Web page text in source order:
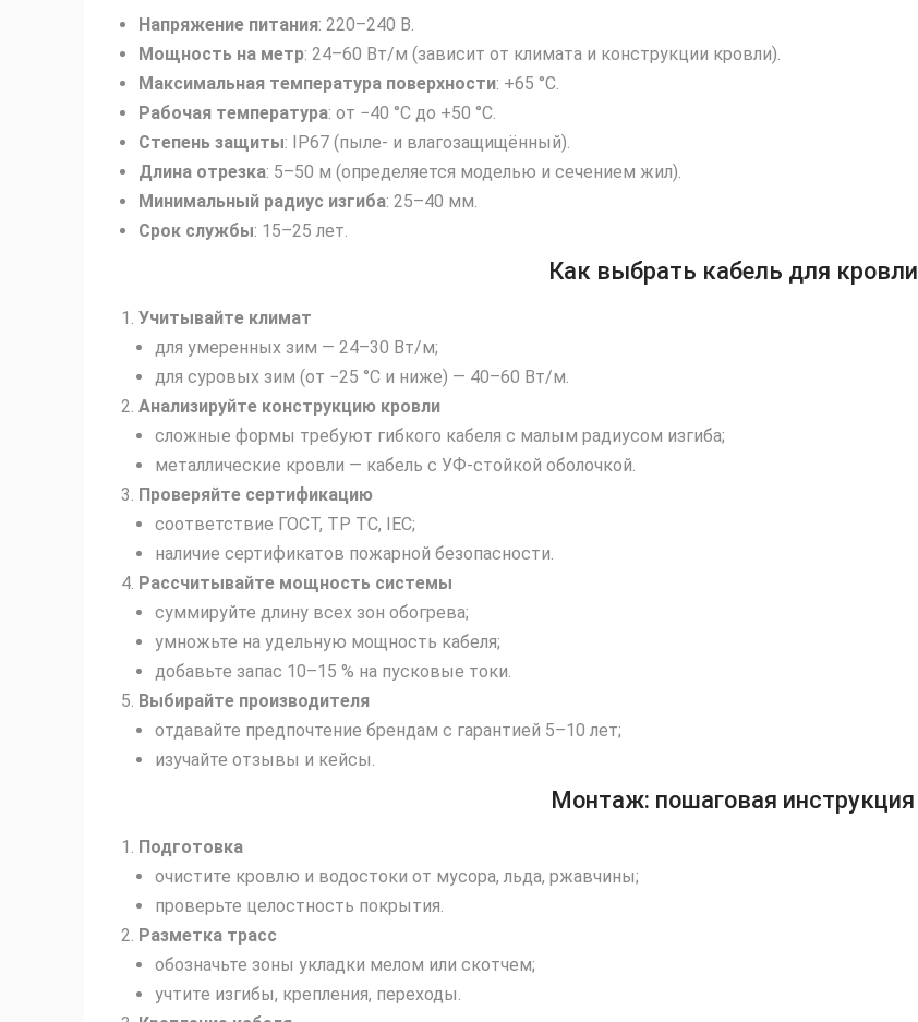
Напряжение питания: 220–240 В.
Мощность на метр: 24–60 Вт/м (зависит от климата и конструкции кровли).
Максимальная температура поверхности: +65 °C.
Рабочая температура: от −40 °C до +50 °C.
Степень защиты: IP67 (пыле‑ и влагозащищённый).
Длина отрезка: 5–50 м (определяется моделью и сечением жил).
Минимальный радиус изгиба: 25–40 мм.
Срок службы: 15–25 лет.
Как выбрать кабель для кровли
Учитывайте климат
для умеренных зим — 24–30 Вт/м;
для суровых зим (от −25 °C и ниже) — 40–60 Вт/м.
Анализируйте конструкцию кровли
сложные формы требуют гибкого кабеля с малым радиусом изгиба;
металлические кровли — кабель с УФ‑стойкой оболочкой.
Проверяйте сертификацию
соответствие ГОСТ, ТР ТС, IEC;
наличие сертификатов пожарной безопасности.
Рассчитывайте мощность системы
суммируйте длину всех зон обогрева;
умножьте на удельную мощность кабеля;
добавьте запас 10–15 % на пусковые токи.
Выбирайте производителя
отдавайте предпочтение брендам с гарантией 5–10 лет;
изучайте отзывы и кейсы.
Монтаж: пошаговая инструкция
Подготовка
очистите кровлю и водостоки от мусора, льда, ржавчины;
проверьте целостность покрытия.
Разметка трасс
обозначьте зоны укладки мелом или скотчем;
учтите изгибы, крепления, переходы.